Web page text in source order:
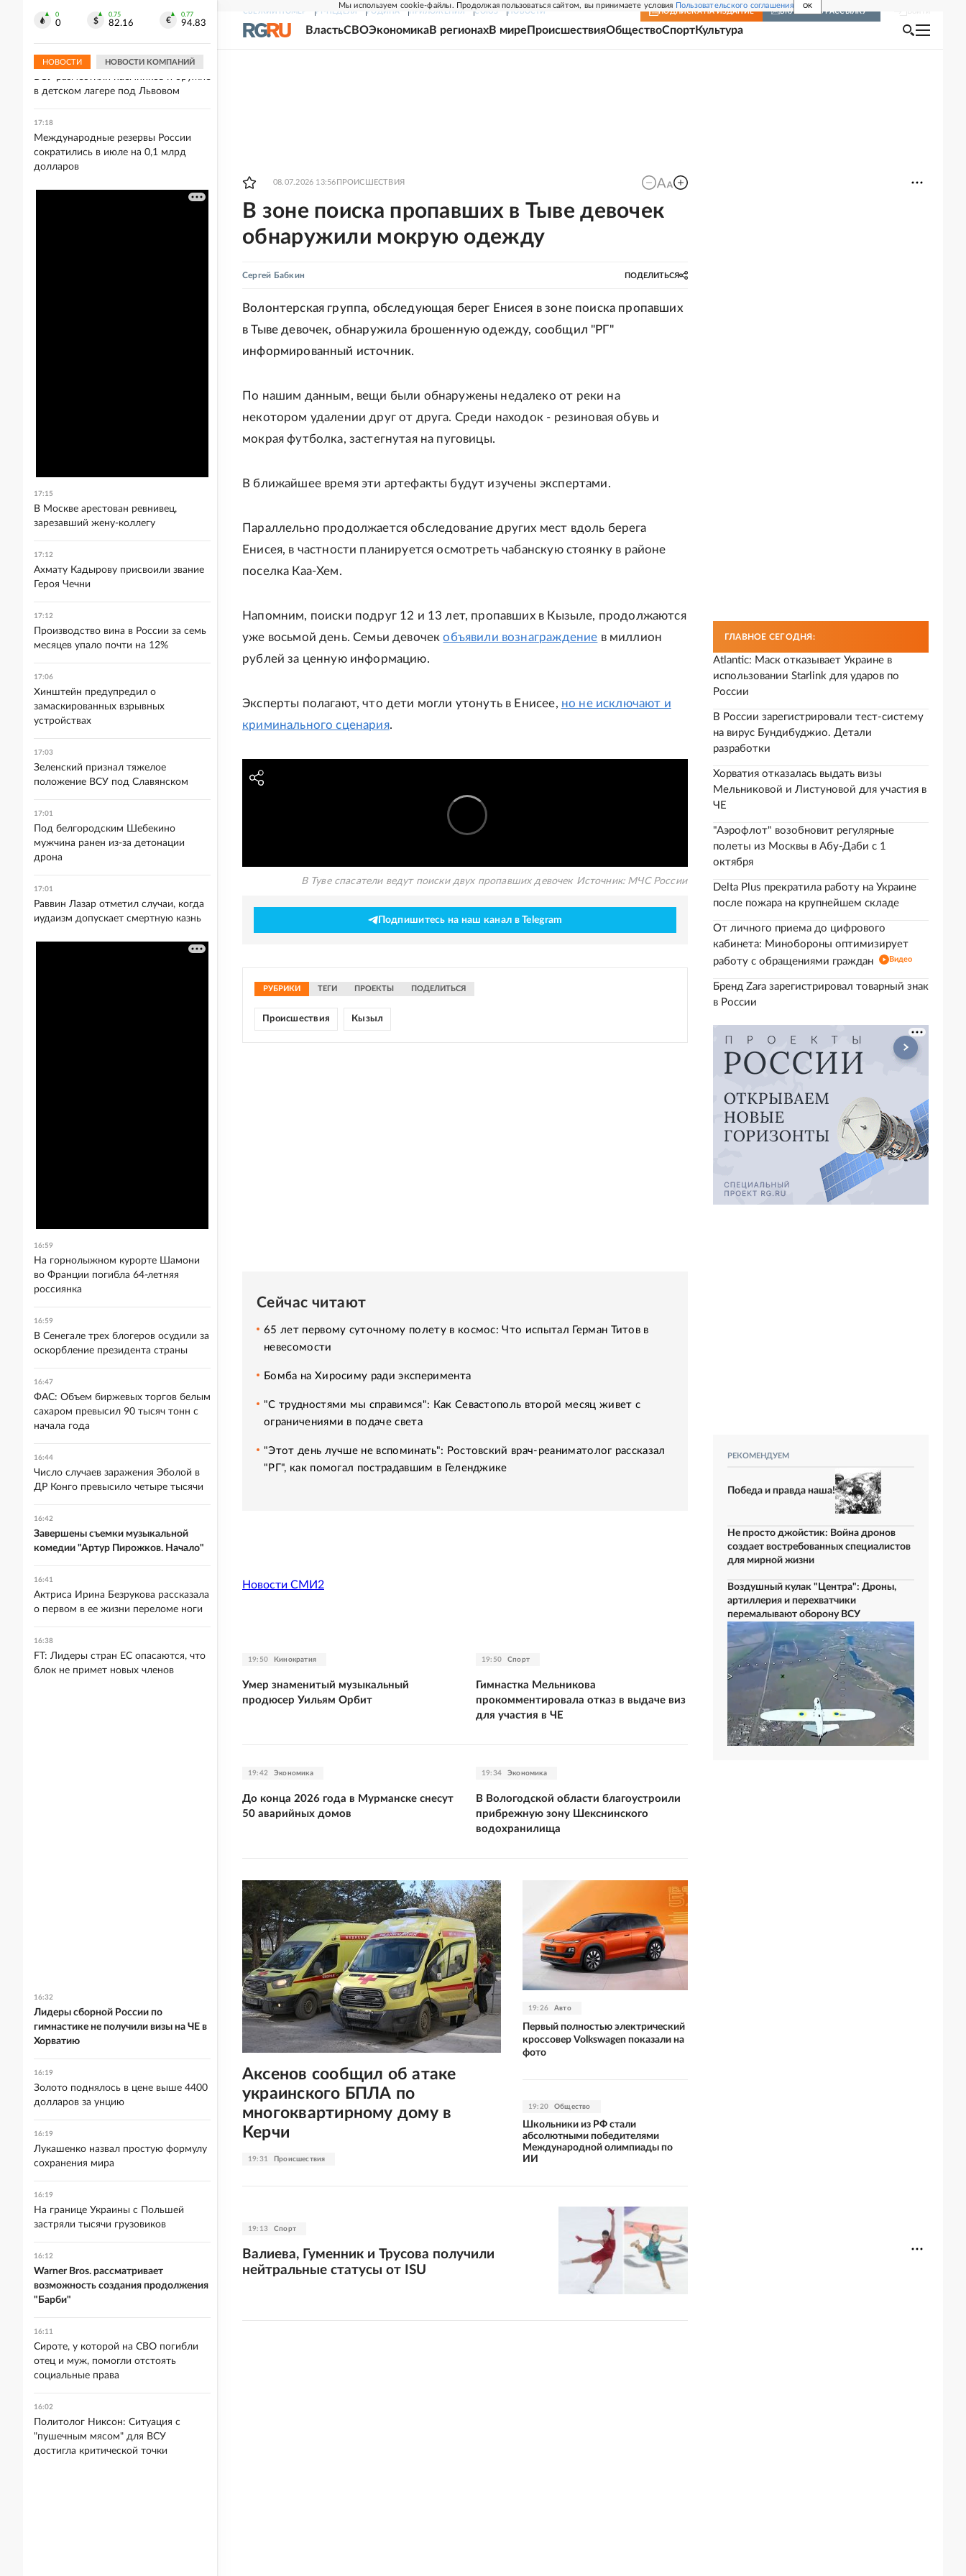
Мы используем cookie-файлы. Продолжая пользоваться сайтом, вы принимаете условия Пользовательского соглашения OK
СВЕЖИЙ НОМЕР РГ-НЕДЕЛЯ РОДИНА ПРИЛОЖЕНИЯ СОЮЗ НОВОСТИ ПОДПИСКА НА ИЗДАНИЕ ВКЛЮЧИТЬ РАССЫЛКУ
ВластьСВОЭкономикаВ регионахВ мире ПроисшествияОбществоСпортКультура
08.07.2026 13:56 ПРОИСШЕСТВИЯ
В зоне поиска пропавших в Тыве девочек
обнаружили мокрую одежду
Сергей Бабкин ПОДЕЛИТЬСЯ
Волонтерская группа, обследующая берег Енисея в зоне поиска пропавших
в Тыве девочек, обнаружила брошенную одежду, сообщил "РГ"
информированный источник.
По нашим данным, вещи были обнаружены недалеко от реки на
некотором удалении друг от друга. Среди находок - резиновая обувь и
мокрая футболка, застегнутая на пуговицы.
В ближайшее время эти артефакты будут изучены экспертами.
Параллельно продолжается обследование других мест вдоль берега
Енисея, в частности планируется осмотреть чабанскую стоянку в районе
поселка Каа-Хем.
Напомним, поиски подруг 12 и 13 лет, пропавших в Кызыле, продолжаются
уже восьмой день. Семьи девочекобъявили вознаграждение в миллион
рублей за ценную информацию.
Эксперты полагают, что дети могли утонуть в Енисее, но не исключают и
криминального сценария.
В Туве спасатели ведут поиски двух пропавших девочек Источник: МЧС России
Подпишитесь на наш канал в Telegram
РУБРИКИ ТЕГИ ПРОЕКТЫ ПОДЕЛИТЬСЯ
Происшествия Кызыл
Сейчас читают
65 лет первому суточному полету в космос: Что испытал Герман Титов в
невесомости
Бомба на Хиросиму ради эксперимента
"С трудностями мы справимся": Как Севастополь второй месяц живет с
ограничениями в подаче света
"Этот день лучше не вспоминать": Ростовский врач-реаниматолог рассказал
"РГ", как помогал пострадавшим в Геленджике
Новости СМИ2
19:50 Кинократия
Умер знаменитый музыкальный
продюсер Уильям Орбит
19:50 Спорт
Гимнастка Мельникова
прокомментировала отказ в выдаче виз
для участия в ЧЕ
19:42 Экономика
До конца 2026 года в Мурманске снесут
50 аварийных домов
19:34 Экономика
В Вологодской области благоустроили
прибрежную зону Шекснинского
водохранилища
19:31 Происшествия
Аксенов сообщил об атаке
украинского БПЛА по
многоквартирному дому в
Керчи
19:26 Авто
Первый полностью электрический
кроссовер Volkswagen показали на
фото
19:20 Общество
Школьники из РФ стали
абсолютными победителями
Международной олимпиады по
ИИ
19:13 Спорт
Валиева, Гуменник и Трусова получили
нейтральные статусы от ISU
ГЛАВНОЕ СЕГОДНЯ:
Atlantic: Маск отказывает Украине в
использовании Starlink для ударов по
России
В России зарегистрировали тест-систему
на вирус Бундибуджио. Детали
разработки
Хорватия отказалась выдать визы
Мельниковой и Листуновой для участия в
ЧЕ
"Аэрофлот" возобновит регулярные
полеты из Москвы в Абу-Даби с 1
октября
Delta Plus прекратила работу на Украине
после пожара на крупнейшем складе
От личного приема до цифрового
кабинета: Минобороны оптимизирует
работу с обращениями граждан
Видео
Бренд Zara зарегистрировал товарный знак
в России
РЕКОМЕНДУЕМ
Победа и правда наша!
Не просто джойстик: Война дронов
создает востребованных специалистов
для мирной жизни
Воздушный кулак "Центра": Дроны,
артиллерия и перехватчики
перемалывают оборону ВСУ
0
0
0.75
82.16
0.77
94.83
НОВОСТИ НОВОСТИ КОМПАНИЙ
столкновения с вороной на скорости
17:26
ВСУ разместили наемников и оружие
в детском лагере под Львовом
17:18
Международные резервы России
сократились в июле на 0,1 млрд
долларов
17:15
В Москве арестован ревнивец,
зарезавший жену-коллегу
17:12
Ахмату Кадырову присвоили звание
Героя Чечни
17:12
Производство вина в России за семь
месяцев упало почти на 12%
17:06
Хинштейн предупредил о
замаскированных взрывных
устройствах
17:03
Зеленский признал тяжелое
положение ВСУ под Славянском
17:01
Под белгородским Шебекино
мужчина ранен из-за детонации
дрона
17:01
Раввин Лазар отметил случаи, когда
иудаизм допускает смертную казнь
16:59
На горнолыжном курорте Шамони
во Франции погибла 64-летняя
россиянка
16:59
В Сенегале трех блогеров осудили за
оскорбление президента страны
16:47
ФАС: Объем биржевых торгов белым
сахаром превысил 90 тысяч тонн с
начала года
16:44
Число случаев заражения Эболой в
ДР Конго превысило четыре тысячи
16:42
Завершены съемки музыкальной
комедии "Артур Пирожков. Начало"
16:41
Актриса Ирина Безрукова рассказала
о первом в ее жизни переломе ноги
16:38
FT: Лидеры стран ЕС опасаются, что
блок не примет новых членов
16:32
Лидеры сборной России по
гимнастике не получили визы на ЧЕ в
Хорватию
16:19
Золото поднялось в цене выше 4400
долларов за унцию
16:19
Лукашенко назвал простую формулу
сохранения мира
16:19
На границе Украины с Польшей
застряли тысячи грузовиков
16:12
Warner Bros. рассматривает
возможность создания продолжения
"Барби"
16:11
Сироте, у которой на СВО погибли
отец и муж, помогли отстоять
социальные права
16:02
Политолог Никсон: Ситуация с
"пушечным мясом" для ВСУ
достигла критической точки